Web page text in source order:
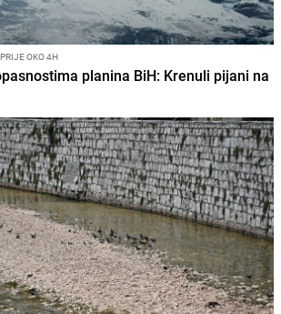
PRIJE OKO 4H
planina BiH: Krenuli pijani na